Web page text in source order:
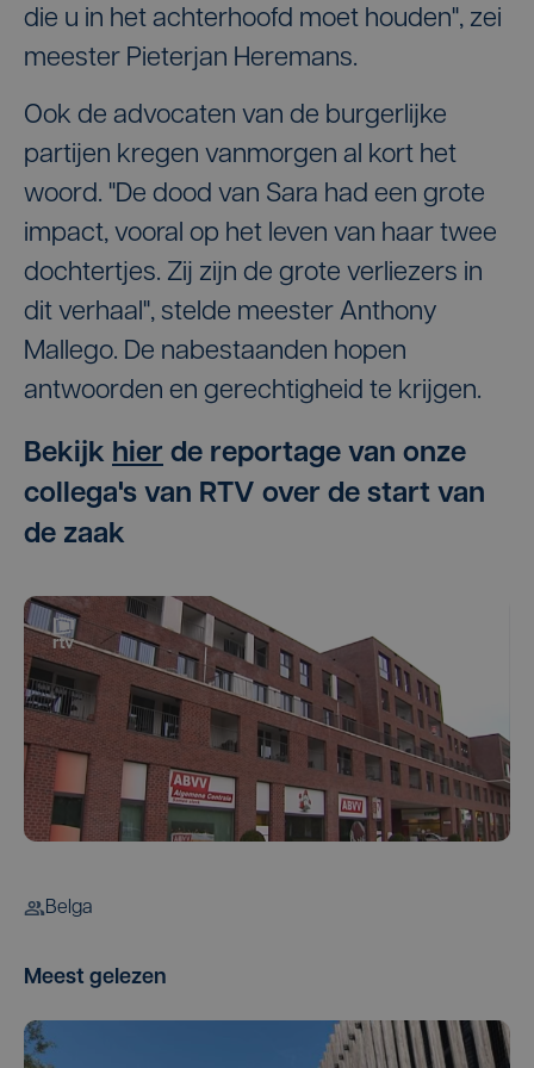
die u in het achterhoofd moet houden", zei
meester Pieterjan Heremans.
Ook de advocaten van de burgerlijke
partijen kregen vanmorgen al kort het
woord. "De dood van Sara had een grote
impact, vooral op het leven van haar twee
dochtertjes. Zij zijn de grote verliezers in
dit verhaal", stelde meester Anthony
Mallego. De nabestaanden hopen
antwoorden en gerechtigheid te krijgen.
Bekijk hier de reportage van onze
collega's van RTV over de start van
de zaak
Belga
Meest gelezen